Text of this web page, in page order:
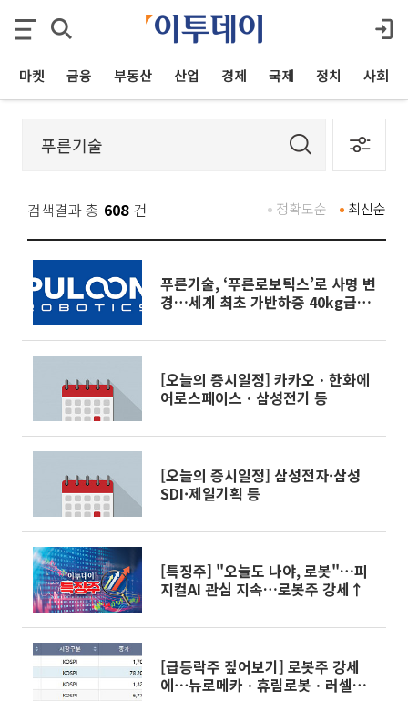
마켓 금융 부동산 산업 경제 국제 정치 사회
검색결과 총 608 건 최신순
정확도순
푸른기술, ‘푸른로보틱스’로 사명 변
경…세계 최초 가반하중 40kg급
[오늘의 증시일정] 카카오ㆍ한화에
어로스페이스ㆍ삼성전기 등
[오늘의 증시일정] 삼성전자·삼성
SDI·제일기획 등
[특징주] "오늘도 나야, 로봇"…피
지컬AI 관심 지속…로봇주 강세↑
[급등락주 짚어보기] 로봇주 강세
에⋯뉴로메카ㆍ휴림로봇ㆍ러셀ㆍ